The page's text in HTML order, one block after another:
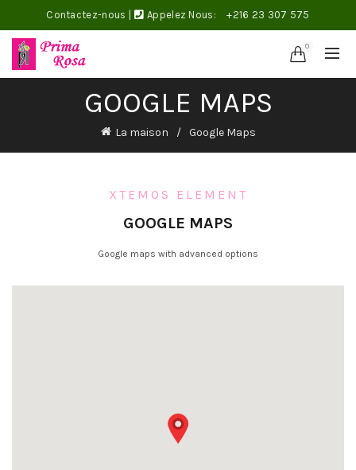
Contactez-nous Appelez Nous: +216 23 307 575
0
GOOGLE MAPS
La maison Google Maps
XTEMOS ELEMENT
GOOGLE MAPS
Google maps with advanced options